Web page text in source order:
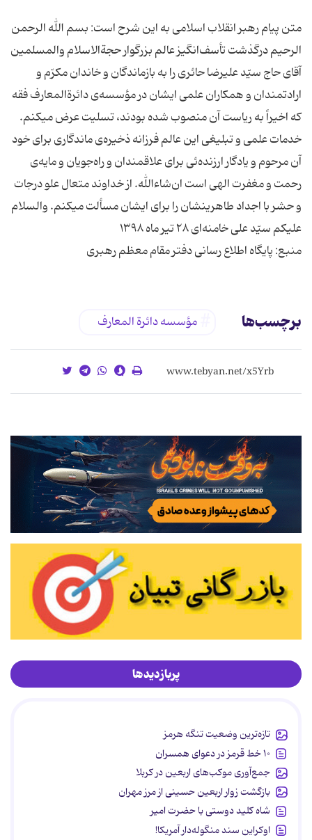
متن پیام رهبر انقلاب اسلامی به این شرح است: بسم الله الرحمن
الرحیم درگذشت تأسف‌انگیز عالم بزرگوار حجةالاسلام والمسلمین
آقای حاج سیّد علیرضا حائری را به بازماندگان و خاندان مکرّم و
ارادتمندان و همکاران علمی ایشان در مؤسسه‌ی دائرةالمعارف فقه
که اخیراً به ریاست آن منصوب شده بودند، تسلیت عرض میکنم.
خدمات علمی و تبلیغی این عالم فرزانه ذخیره‌ی ماندگاری برای خود
آن مرحوم و یادگار ارزنده‌ئی برای علاقمندان و راه‌جویان و مایه‌ی
رحمت و مغفرت الهی است ان‌شاءالله. از خداوند متعال علو درجات
و حشر با اجداد طاهرینشان را برای ایشان مسألت میکنم. والسلام
منبع: پایگاه اطلاع رسانی دفتر مقام معظم رهبری
برچسب‌ها مؤسسه دائرة المعارف
پربازدیدها
تازه‌ترین وضعیت تنگه هرمز
۱۰ خط قرمز در دعوای همسران
جمع‌آوری موکب‌های اربعین در کربلا
بازگشت زوار اربعین حسینی از مرز مهران
شاه کلید دوستی با حضرت امیر
اوکراین سند منگوله‌دار آمریکا!